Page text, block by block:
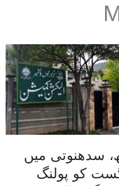
سدھنوتی میں
اگست کو پولنگ